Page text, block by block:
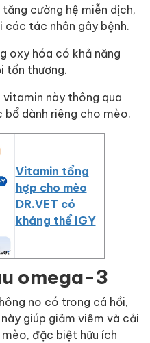
cường hệ miễn dịch,
tác nhân gây bệnh.
oxy hóa có khả năng
tổn thương.
này thông qua
dành riêng cho mèo.
Vitamin tổng
hợp cho mèo
DR.VET có
kháng thể IGY
omega-3
no có trong cá hồi,
giúp giảm viêm và cải
đặc biệt hữu ích